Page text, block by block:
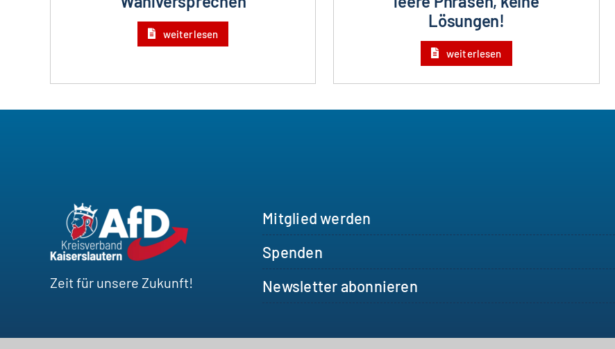
weiterlesen
Lösungen!
weiterlesen
Zeit für unsere Zukunft!
Mitglied werden
Spenden
Newsletter abonnieren